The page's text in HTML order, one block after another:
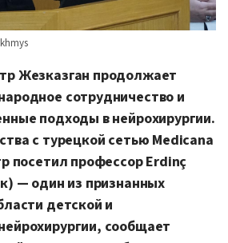
Жезказган продолжает
сотрудничество и
подходы в нейрохирургии.
с турецкой сетью Medicana
посетил профессор Erdinç
— один из признанных
детской и
сообщает